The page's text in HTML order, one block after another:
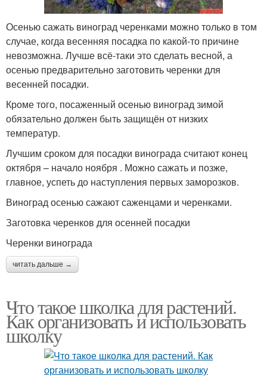
Осенью сажать виноград черенками можно только в том
случае, когда весенняя посадка по какой-то причине
невозможна. Лучше всё-таки это сделать весной, а
осенью предварительно заготовить черенки для
весенней посадки.
Кроме того, посаженный осенью виноград зимой
обязательно должен быть защищён от низких
температур.
Лучшим сроком для посадки винограда считают конец
октября – начало ноября . Можно сажать и позже,
главное, успеть до наступления первых заморозков.
Виноград осенью сажают саженцами и черенками.
Заготовка черенков для осенней посадки
Черенки винограда
читать дальше →
Что такое школка для растений.
Как организовать и использовать
школку